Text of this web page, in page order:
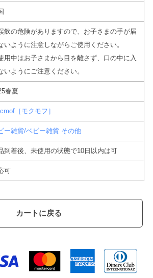
飲の危険がありますので、お子さまの手が届
いように注意しながらご使用ください。
用中はお子さまから目を離さず、口の中に入
いようにご注意ください。
春夏
［モクモフ］
ー雑貨/ベビー雑貨 その他
到着後、未使用の状態で10日以内は可
可
カートに戻る